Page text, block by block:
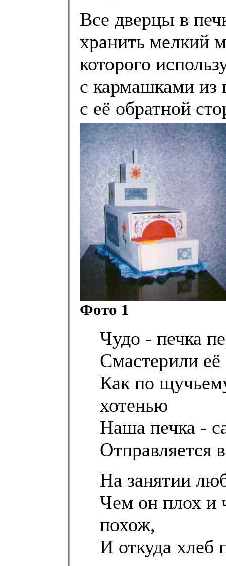
Все дверцы в
хранить мелкий
которого
с кармашками из
с её обратной
Фото 1
Чудо - печка
Смастерили
Как по
хотенью
Наша печка -
Отправляется
На занятии
Чем он плох и
похож,
И откуда хлеб